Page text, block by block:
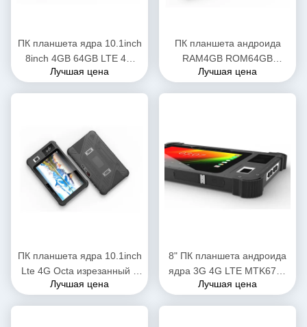
ПК планшета ядра 10.1inch
8inch 4GB 64GB LTE 4G
Octa изрезанный с
Лучшая цена
ПК планшета андроида
RAM4GB ROM64GB
андроида 11 GMS 10,1»
Лучшая цена
ПК планшета ядра 10.1inch
Lte 4G Octa изрезанный с
отпечатком пальцев
Лучшая цена
8" ПК планшета андроида
ядра 3G 4G LTE MTK6765
Octa промышленный с
Лучшая цена